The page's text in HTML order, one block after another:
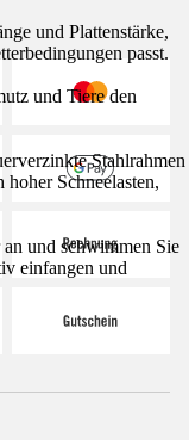
und Plattenstärke,
passt.
und Tiere den
Stahlrahmen
Schneelasten,
und schwimmen Sie
einfangen und